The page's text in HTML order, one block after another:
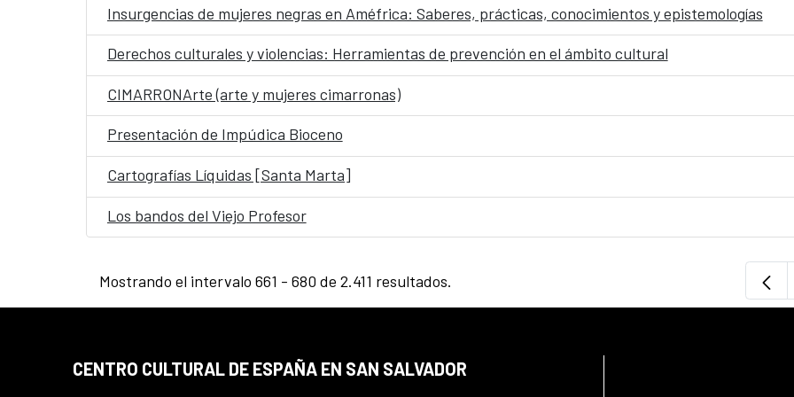
Insurgencias de mujeres negras en Améfrica: Saberes, prácticas, conocimientos y epistemologías
Derechos culturales y violencias: Herramientas de prevención en el ámbito cultural
CIMARRONArte (arte y mujeres cimarronas)
Presentación de Impúdica Bioceno
Cartografías Líquidas [Santa Marta]
Los bandos del Viejo Profesor
Mostrando el intervalo 661 - 680 de 2.411 resultados.
CENTRO CULTURAL DE ESPAÑA EN SAN SALVADOR